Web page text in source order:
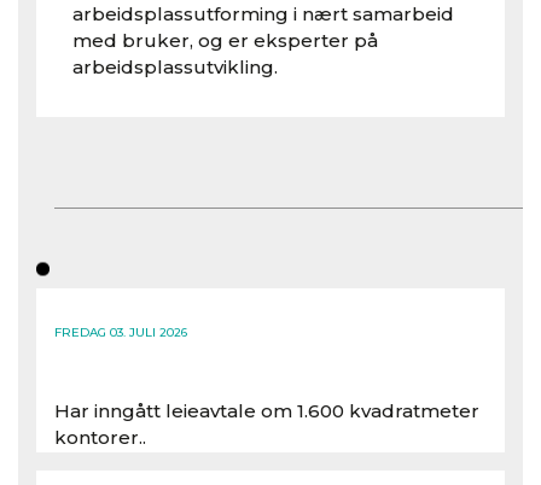
arbeidsplassutforming i nært samarbeid
med bruker, og er eksperter på
arbeidsplassutvikling.
FREDAG 03. JULI 2026
Har inngått leieavtale om 1.600 kvadratmeter
kontorer..